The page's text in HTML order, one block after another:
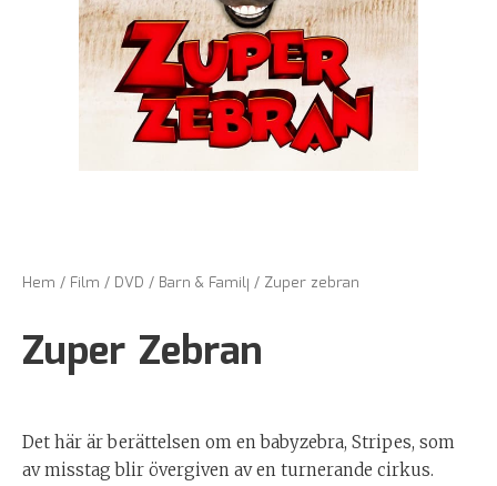
Hem / Film / DVD / Barn & Familj / Zuper zebran
Zuper Zebran
Det här är berättelsen om en babyzebra, Stripes, som
av misstag blir övergiven av en turnerande cirkus.